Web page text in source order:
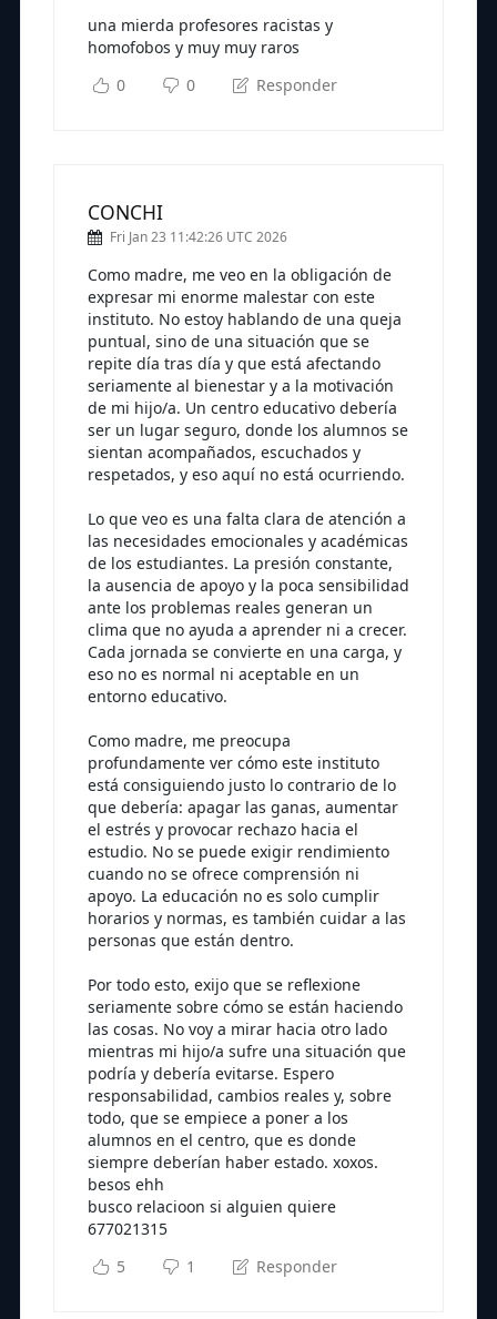
una mierda profesores racistas y
homofobos y muy muy raros
0
0 Responder
CONCHI
Fri Jan 23 11:42:26 UTC 2026
Como madre, me veo en la obligación de
expresar mi enorme malestar con este
instituto. No estoy hablando de una queja
puntual, sino de una situación que se
repite día tras día y que está afectando
seriamente al bienestar y a la motivación
de mi hijo/a. Un centro educativo debería
ser un lugar seguro, donde los alumnos se
sientan acompañados, escuchados y
respetados, y eso aquí no está ocurriendo.
Lo que veo es una falta clara de atención a
las necesidades emocionales y académicas
de los estudiantes. La presión constante,
la ausencia de apoyo y la poca sensibilidad
ante los problemas reales generan un
clima que no ayuda a aprender ni a crecer.
Cada jornada se convierte en una carga, y
eso no es normal ni aceptable en un
entorno educativo.
Como madre, me preocupa
profundamente ver cómo este instituto
está consiguiendo justo lo contrario de lo
que debería: apagar las ganas, aumentar
el estrés y provocar rechazo hacia el
estudio. No se puede exigir rendimiento
cuando no se ofrece comprensión ni
apoyo. La educación no es solo cumplir
horarios y normas, es también cuidar a las
personas que están dentro.
Por todo esto, exijo que se reflexione
seriamente sobre cómo se están haciendo
las cosas. No voy a mirar hacia otro lado
mientras mi hijo/a sufre una situación que
podría y debería evitarse. Espero
responsabilidad, cambios reales y, sobre
todo, que se empiece a poner a los
alumnos en el centro, que es donde
siempre deberían haber estado. xoxos.
besos ehh
busco relacioon si alguien quiere
677021315
5
1 Responder